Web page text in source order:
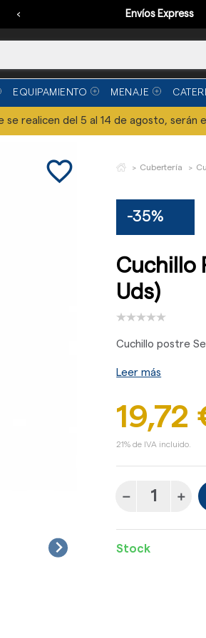
Envíos Express
‹
EQUIPAMIENTO MENAJE
se realicen del 5 al 14 de agosto,
favorite_border Cubertería
-35%
Cuchillo
Uds)
Cuchillo postre
Leer más
19,72
21% de IVA incluido.
Stock